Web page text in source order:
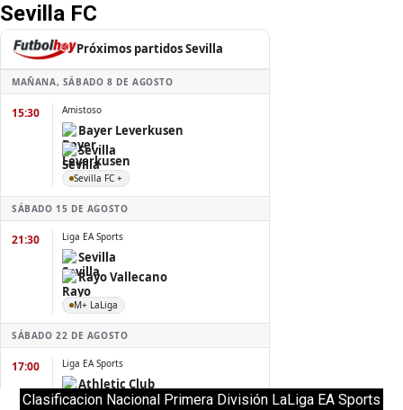
Sevilla FC
Clasificacion Nacional Primera División LaLiga EA Sports